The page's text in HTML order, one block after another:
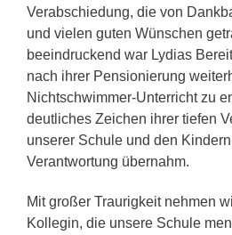
Verabschiedung, die von
und vielen guten Wünschen
beeindruckend war Lydias
nach ihrer Pensionierung
Nichtschwimmer-Unterricht zu
deutliches Zeichen ihrer tiefen
unserer Schule und den
Verantwortung übernahm.
Mit großer Traurigkeit nehmen
Kollegin, die unsere Schule